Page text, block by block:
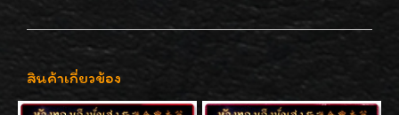
สินค้าเกี่ยวข้อง